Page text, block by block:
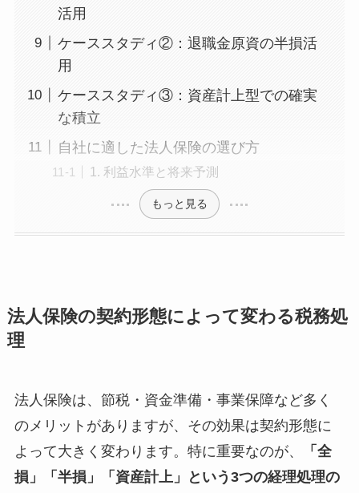
活用
ケーススタディ②：退職金原資の半損活
用
ケーススタディ③：資産計上型での確実
な積立
自社に適した法人保険の選び方
1. 利益水準と将来予測
もっと見る
法人保険の契約形態によって変わる税務処
理
法人保険は、節税・資金準備・事業保障など多く
のメリットがありますが、その効果は契約形態に
よって大きく変わります。特に重要なのが、
「全
損」「半損」「資産計上」という3つの経理処理の